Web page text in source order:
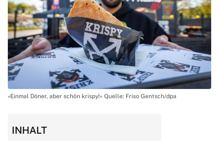
«Einmal Döner, aber schön krispy!» Quelle: Friso Gentsch/dpa
INHALT